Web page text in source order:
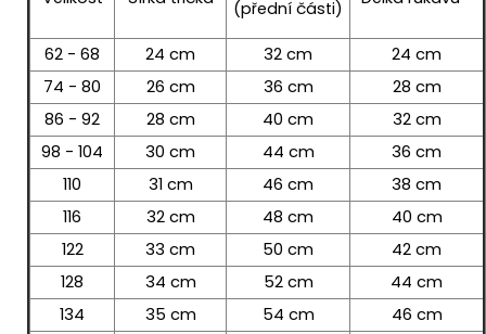
(přední části)
62 - 68 24 cm 32 cm
24 cm
74 - 80
26 cm 36 cm
28 cm
86 - 92
28 cm 40 cm
32 cm
98 - 104
30 cm 44 cm
36 cm
110
31 cm 46 cm
38 cm
116
32 cm 48 cm
40 cm
122
33 cm 50 cm
42 cm
128
34 cm 52 cm
44 cm
134
35 cm 54 cm
46 cm